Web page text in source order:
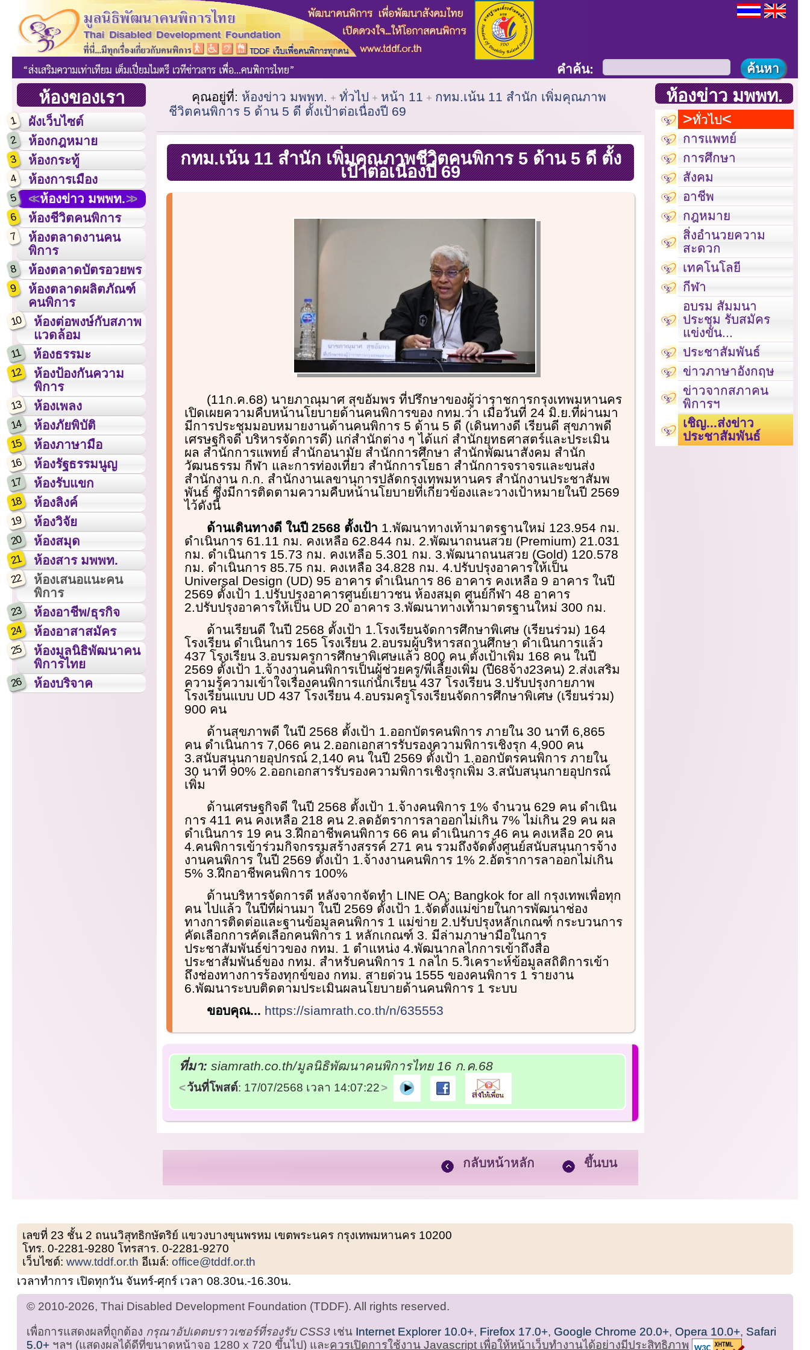
ห้องของเรา
1 ผังเว็บไซต์
2 ห้องกฎหมาย
3 ห้องกระทู้
4 ห้องการเมือง
5 ห้องข่าว มพพท.
6 ห้องชีวิตคนพิการ
7
ห้องตลาดงานคน
พิการ
8 ห้องตลาดบัตรอวยพร
9
ห้องตลาดผลิตภัณฑ์
คนพิการ
10
ห้องต่อพงษ์กับสภาพ
แวดล้อม
11 ห้องธรรมะ
12
ห้องป้องกันความ
พิการ
13 ห้องเพลง
14 ห้องภัยพิบัติ
15 ห้องภาษามือ
16 ห้องรัฐธรรมนูญ
17 ห้องรับแขก
18 ห้องลิงค์
19 ห้องวิจัย
20 ห้องสมุด
21 ห้องสาร มพพท.
22
ห้องเสนอแนะคน
พิการ
23 ห้องอาชีพ/ธุรกิจ
24 ห้องอาสาสมัคร
25
ห้องมูลนิธิพัฒนาคน
พิการไทย
26 ห้องบริจาค
คำค้น:
คุณอยู่ที่: ห้องข่าว มพพท. ทั่วไป หน้า 11
กทม.เน้น 11 สำนัก เพิ่มคุณภาพ
ชีวิตคนพิการ 5 ด้าน 5 ดี ตั้งเป้าต่อเนื่องปี 69
กทม.เน้น 11 สำนัก เพิ่มคุณภาพชีวิตคนพิการ 5 ด้าน 5 ดี ตั้ง
เป้าต่อเนื่องปี 69
(11ก.ค.68) นายภาณุมาศ สุขอัมพร ที่ปรึกษาของผู้ว่าราชการกรุงเทพมหานคร
เปิดเผยความคืบหน้านโยบายด้านคนพิการของ กทม.ว่า เมื่อวันที่ 24 มิ.ย.ที่ผ่านมา
มีการประชุมมอบหมายงานด้านคนพิการ 5 ด้าน 5 ดี (เดินทางดี เรียนดี สุขภาพดี
เศรษฐกิจดี บริหารจัดการดี) แก่สำนักต่าง ๆ ได้แก่ สำนักยุทธศาสตร์และประเมิน
ผล สำนักการแพทย์ สำนักอนามัย สำนักการศึกษา สำนักพัฒนาสังคม สำนัก
วัฒนธรรม กีฬา และการท่องเที่ยว สำนักการโยธา สำนักการจราจรและขนส่ง
สำนักงาน ก.ก. สำนักงานเลขานุการปลัดกรุงเทพมหานคร สำนักงานประชาสัมพ
พันธ์ ซึ่งมีการติดตามความคืบหน้านโยบายที่เกี่ยวข้องและวางเป้าหมายในปี 2569
ไว้ดังนี้
ด้านเดินทางดี ในปี 2568 ตั้งเป้า 1.พัฒนาทางเท้ามาตรฐานใหม่ 123.954 กม.
ดำเนินการ 61.11 กม. คงเหลือ 62.844 กม. 2.พัฒนาถนนสวย (Premium) 21.031
กม. ดำเนินการ 15.73 กม. คงเหลือ 5.301 กม. 3.พัฒนาถนนสวย (Gold) 120.578
กม. ดำเนินการ 85.75 กม. คงเหลือ 34.828 กม. 4.ปรับปรุงอาคารให้เป็น
Universal Design (UD) 95 อาคาร ดำเนินการ 86 อาคาร คงเหลือ 9 อาคาร ในปี
2569 ตั้งเป้า 1.ปรับปรุงอาคารศูนย์เยาวชน ห้องสมุด ศูนย์กีฬา 48 อาคาร
2.ปรับปรุงอาคารให้เป็น UD 20 อาคาร 3.พัฒนาทางเท้ามาตรฐานใหม่ 300 กม.
ด้านเรียนดี ในปี 2568 ตั้งเป้า 1.โรงเรียนจัดการศึกษาพิเศษ (เรียนร่วม) 164
โรงเรียน ดำเนินการ 165 โรงเรียน 2.อบรมผู้บริหารสถานศึกษา ดำเนินการแล้ว
437 โรงเรียน 3.อบรมครูการศึกษาพิเศษแล้ว 800 คน ตั้งเป้าเพิ่ม 168 คน ในปี
2569 ตั้งเป้า 1.จ้างงานคนพิการเป็นผู้ช่วยครู/พี่เลี้ยงเพิ่ม (ปี68จ้าง23คน) 2.ส่งเสริม
ความรู้ความเข้าใจเรื่องคนพิการแก่นักเรียน 437 โรงเรียน 3.ปรับปรุงกายภาพ
โรงเรียนแบบ UD 437 โรงเรียน 4.อบรมครูโรงเรียนจัดการศึกษาพิเศษ (เรียนร่วม)
900 คน
ด้านสุขภาพดี ในปี 2568 ตั้งเป้า 1.ออกบัตรคนพิการ ภายใน 30 นาที 6,865
คน ดำเนินการ 7,066 คน 2.ออกเอกสารรับรองความพิการเชิงรุก 4,900 คน
3.สนับสนุนกายอุปกรณ์ 2,140 คน ในปี 2569 ตั้งเป้า 1.ออกบัตรคนพิการ ภายใน
30 นาที 90% 2.ออกเอกสารรับรองความพิการเชิงรุกเพิ่ม 3.สนับสนุนกายอุปกรณ์
เพิ่ม
ด้านเศรษฐกิจดี ในปี 2568 ตั้งเป้า 1.จ้างคนพิการ 1% จำนวน 629 คน ดำเนิน
การ 411 คน คงเหลือ 218 คน 2.ลดอัตราการลาออกไม่เกิน 7% ไม่เกิน 29 คน ผล
ดำเนินการ 19 คน 3.ฝึกอาชีพคนพิการ 66 คน ดำเนินการ 46 คน คงเหลือ 20 คน
4.คนพิการเข้าร่วมกิจกรรมสร้างสรรค์ 271 คน รวมถึงจัดตั้งศูนย์สนับสนุนการจ้าง
งานคนพิการ ในปี 2569 ตั้งเป้า 1.จ้างงานคนพิการ 1% 2.อัตราการลาออกไม่เกิน
5% 3.ฝึกอาชีพคนพิการ 100%
ด้านบริหารจัดการดี หลังจากจัดทำ LINE OA: Bangkok for all กรุงเทพเพื่อทุก
คน ไปแล้ว ในปีที่ผ่านมา ในปี 2569 ตั้งเป้า 1.จัดตั้งแม่ข่ายในการพัฒนาช่อง
ทางการติดต่อและฐานข้อมูลคนพิการ 1 แม่ข่าย 2.ปรับปรุงหลักเกณฑ์ กระบวนการ
คัดเลือกการคัดเลือกคนพิการ 1 หลักเกณฑ์ 3. มีล่ามภาษามือในการ
ประชาสัมพันธ์ข่าวของ กทม. 1 ตำแหน่ง 4.พัฒนากลไกการเข้าถึงสื่อ
ประชาสัมพันธ์ของ กทม. สำหรับคนพิการ 1 กลไก 5.วิเคราะห์ข้อมูลสถิติการเข้า
ถึงช่องทางการร้องทุกข์ของ กทม. สายด่วน 1555 ของคนพิการ 1 รายงาน
6.พัฒนาระบบติดตามประเมินผลนโยบายด้านคนพิการ 1 ระบบ
ขอบคุณ... https://siamrath.co.th/n/635553
ที่มา: siamrath.co.th/มูลนิธิพัฒนาคนพิการไทย 16 ก.ค.68
วันที่โพสต์: 17/07/2568 เวลา 14:07:22
กลับหน้าหลัก ขึ้นบน
ห้องข่าว มพพท.
ทั่วไป
การแพทย์
การศึกษา
สังคม
อาชีพ
กฎหมาย
สิ่งอำนวยความ
สะดวก
เทคโนโลยี
กีฬา
อบรม สัมมนา
ประชุม รับสมัคร
แข่งขัน...
ประชาสัมพันธ์
ข่าวภาษาอังกฤษ
ข่าวจากสภาคน
พิการฯ
เชิญ...ส่งข่าว
ประชาสัมพันธ์
เลขที่ 23 ชั้น 2 ถนนวิสุทธิกษัตริย์ แขวงบางขุนพรหม เขตพระนคร กรุงเทพมหานคร 10200
โทร. 0-2281-9280 โทรสาร. 0-2281-9270
เว็บไซต์:www.tddf.or.th อีเมล์:office@tddf.or.th
เวลาทำการ เปิดทุกวัน จันทร์-ศุกร์ เวลา 08.30น.-16.30น.
© 2010-2026, Thai Disabled Development Foundation (TDDF). All rights reserved.
เพื่อการแสดงผลที่ถูกต้อง กรุณาอัปเดตบราวเซอร์ที่รองรับ CSS3 เช่น Internet Explorer 10.0+, Firefox 17.0+, Google Chrome 20.0+, Opera 10.0+, Safari
5.0+ ฯลฯ (แสดงผลได้ดีที่ขนาดหน้าจอ 1280 x 720 ขึ้นไป) และควรเปิดการใช้งาน Javascript เพื่อให้หน้าเว็บทำงานได้อย่างมีประสิทธิภาพ